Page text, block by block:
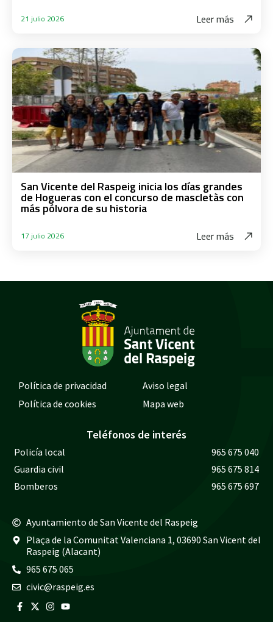
21 julio 2026 Leer más
San Vicente del Raspeig inicia los días grandes
de Hogueras con el concurso de mascletàs con
más pólvora de su historia
17 julio 2026 Leer más
Política de privacidad
Aviso legal
Política de cookies
Mapa web
Teléfonos de interés
Policía local
965 675 040
Guardia civil
965 675 814
Bomberos
965 675 697
Ayuntamiento de San Vicente del Raspeig
Plaça de la Comunitat Valenciana 1, 03690 San Vicent del
Raspeig (Alacant)
965 675 065
civic@raspeig.es